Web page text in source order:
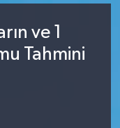
ve 1
Tahmini